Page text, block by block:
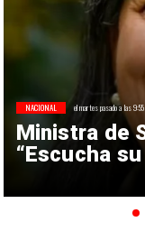
Ministra de
“Escucha
NACIONAL el martes pasado a las 9:55